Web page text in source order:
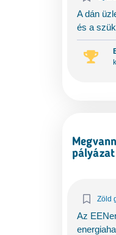
A dán
és a
Zöld
Az